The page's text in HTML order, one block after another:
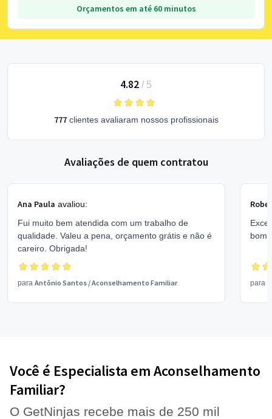
Orçamentos em até 60 minutos
4.82 / 5
777clientes avaliaram nossos profissionais
Avaliações de quem contratou
Ana Paula avaliou:
Fui muito bem atendida com um trabalho de
qualidade. Valeu a pena, orçamento grátis e não é
careiro. Obrigada!
para Antônio Santos /Aconselhamento Familiar
bom
para
Você é Especialista em Aconselhamento
Familiar?
O GetNinjas recebe mais de 250 mil